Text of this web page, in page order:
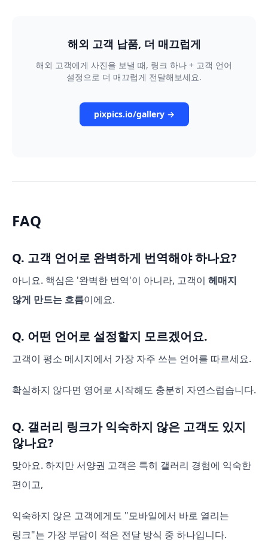
해외 고객 납품, 더 매끄럽게
해외 고객에게 사진을 보낼 때, 링크 하나 + 고객 언어
설정으로 더 매끄럽게 전달해보세요.
pixpics.io/gallery →
FAQ
Q. 고객 언어로 완벽하게 번역해야 하나요?
아니요. 핵심은 '완벽한 번역'이 아니라, 고객이 헤매지
않게 만드는 흐름이에요.
Q. 어떤 언어로 설정할지 모르겠어요.
고객이 평소 메시지에서 가장 자주 쓰는 언어를 따르세요.
확실하지 않다면 영어로 시작해도 충분히 자연스럽습니다.
Q. 갤러리 링크가 익숙하지 않은 고객도 있지
않나요?
맞아요. 하지만 서양권 고객은 특히 갤러리 경험에 익숙한
편이고,
익숙하지 않은 고객에게도 "모바일에서 바로 열리는
링크"는 가장 부담이 적은 전달 방식 중 하나입니다.